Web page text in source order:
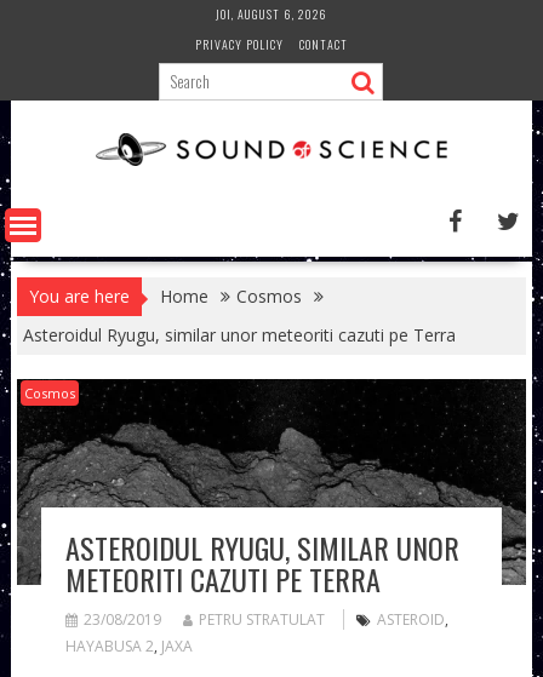
JOI, AUGUST 6, 2026
PRIVACY POLICY
CONTACT
You are here Home
Cosmos
Asteroidul Ryugu, similar unor meteoriti cazuti pe Terra
Cosmos
ASTEROIDUL RYUGU, SIMILAR UNOR
METEORITI CAZUTI PE TERRA
23/08/2019 PETRU STRATULAT ASTEROID,
HAYABUSA 2, JAXA